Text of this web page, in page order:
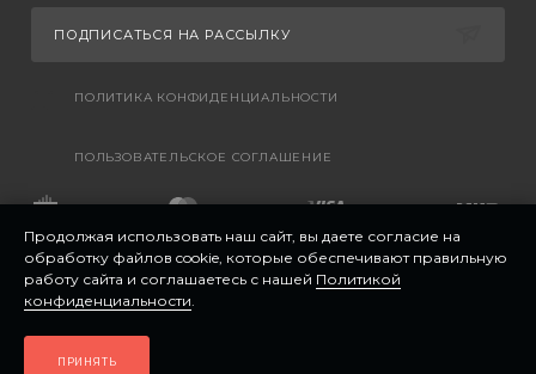
ПОДПИСАТЬСЯ НА РАССЫЛКУ
ПОЛИТИКА КОНФИДЕНЦИАЛЬНОСТИ
ПОЛЬЗОВАТЕЛЬСКОЕ СОГЛАШЕНИЕ
Продолжая использовать наш сайт, вы даете согласие на
обработку файлов cookie, которые обеспечивают правильную
работу сайта и соглашаетесь с нашей Политикой
конфиденциальности.
ПРИНЯТЬ